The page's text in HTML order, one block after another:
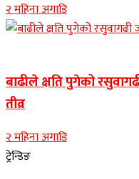
२ महिना अगाडि
बाढीले क्षति पुगेको
तीव्र
२ महिना अगाडि
ट्रेन्डिङ